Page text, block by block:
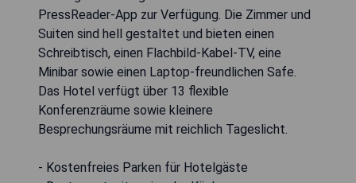
PressReader-App zur Verfügung. Die Zimmer und
Suiten sind hell gestaltet und bieten einen
Schreibtisch, einen Flachbild-Kabel-TV, eine
Minibar sowie einen Laptop-freundlichen Safe.
Das Hotel verfügt über 13 flexible
Konferenzräume sowie kleinere
Besprechungsräume mit reichlich Tageslicht.
- Kostenfreies Parken für Hotelgäste